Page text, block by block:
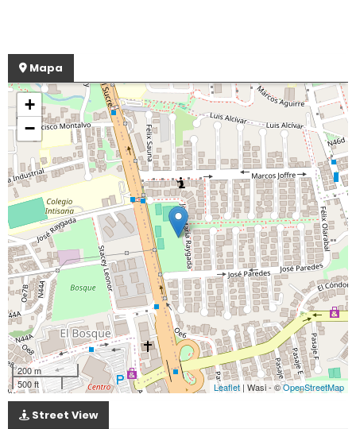
Mapa
+
−
200 m
500 ft
Leaflet | Wasi - ©OpenStreetMap
Street View